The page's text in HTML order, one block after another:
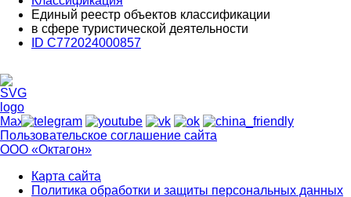
Единый реестр объектов классификации
в сфере туристической деятельности
ID С772024000857
Пользовательское соглашение сайта
ООО «Октагон»
Карта сайта
Политика обработки и защиты персональных данных